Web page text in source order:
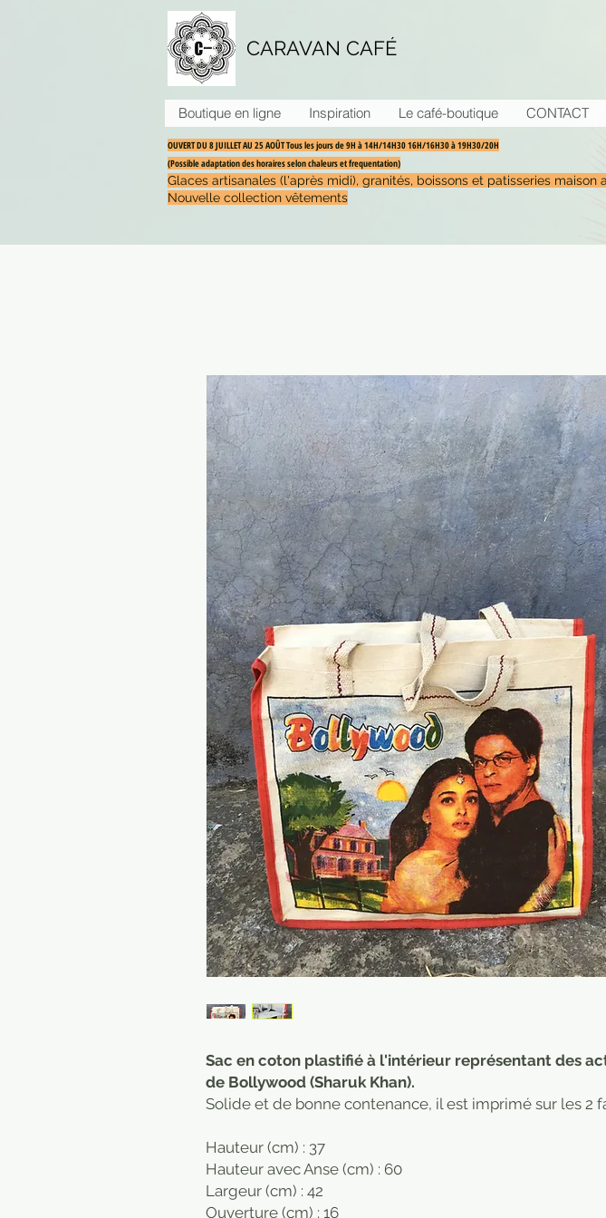
CARAVAN CAFÉ
Boutique en ligne Inspiration Le café-boutique CONTACT
OUVERT DU 8 JUILLET AU 25 AOÛT Tous les jours de 9H à 14H/14H30 16H/16H30 à 19H30/20H
(Possible adaptation des horaires selon chaleurs et frequentation)
Glaces artisanales (l'après midi), granités, boissons et patisseries
Nouvelle collection vêtements
Sac en coton plastifié à l'intérieur représentant des
de Bollywood (Sharuk Khan).
Solide et de bonne contenance, il est imprimé sur les 2
Hauteur (cm) : 37
Hauteur avec Anse (cm) : 60
Largeur (cm) : 42
Ouverture (cm) : 16